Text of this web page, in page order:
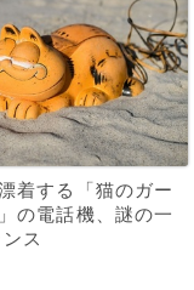
着する「猫のガー
の電話機、謎の一
ス